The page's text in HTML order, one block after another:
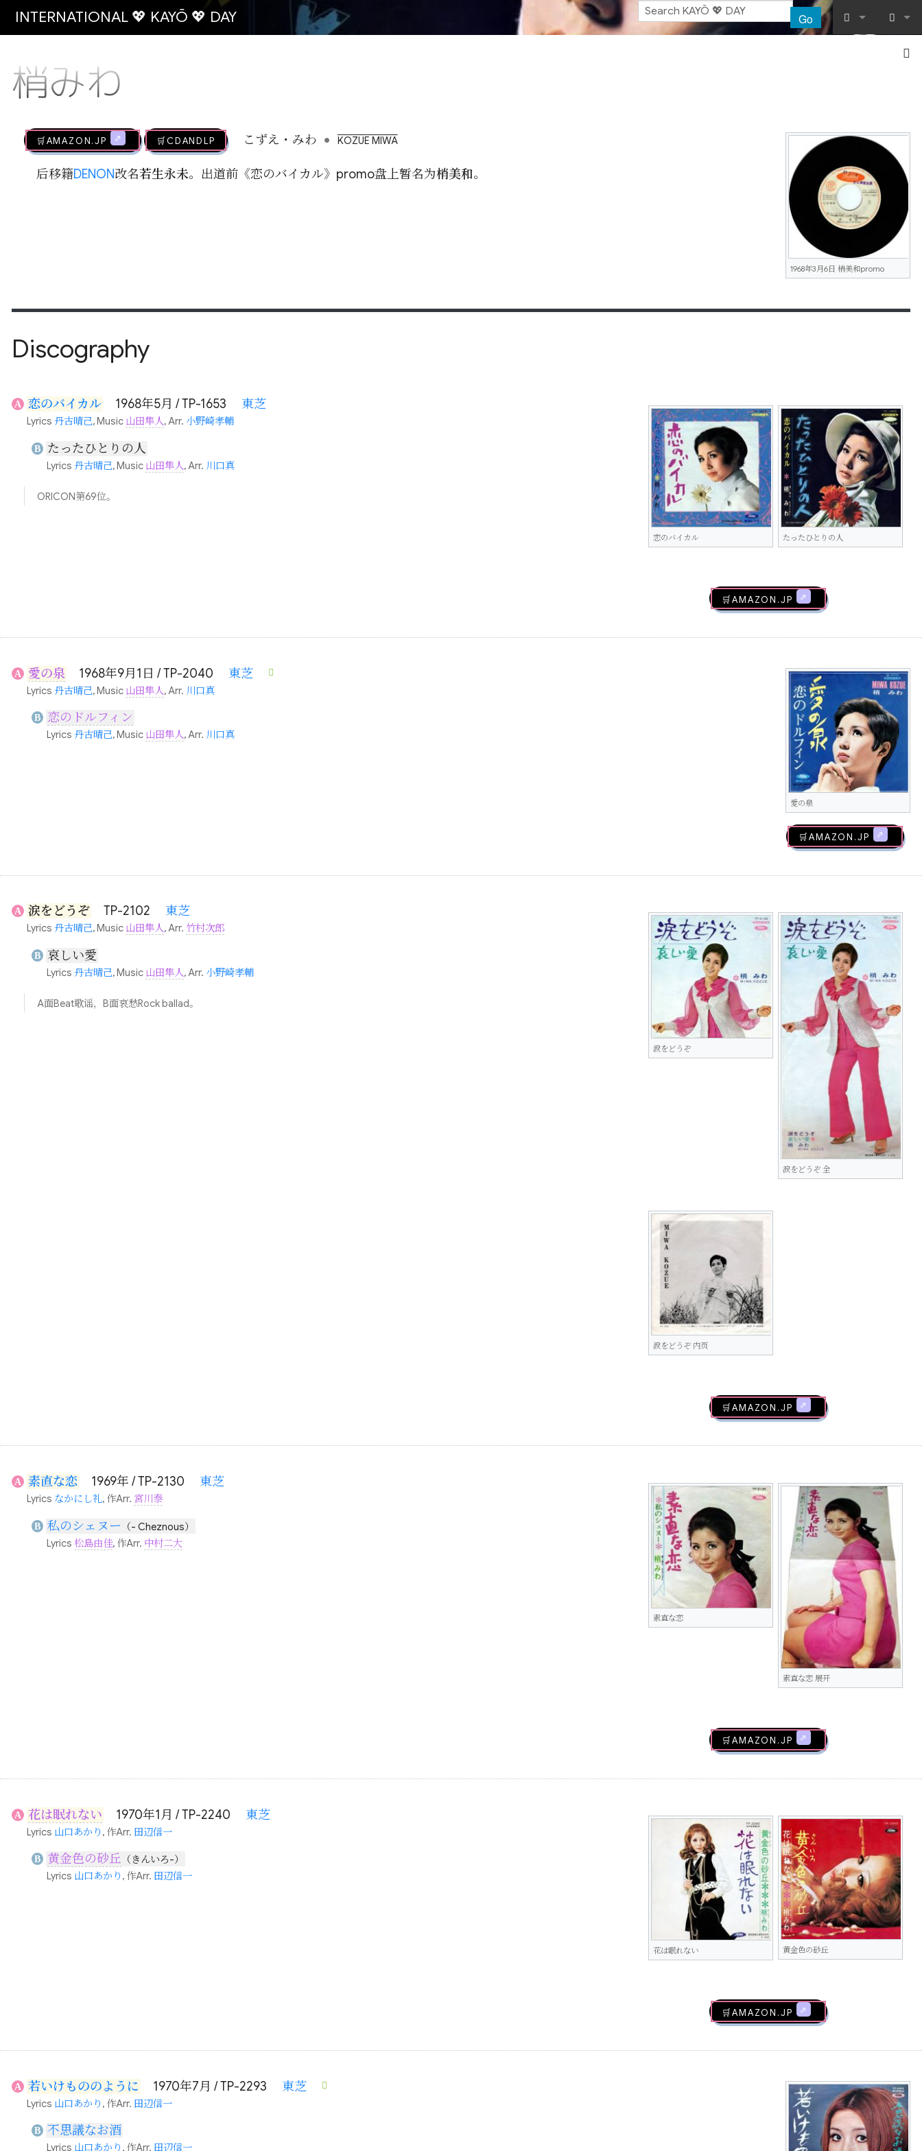
INTERNATIONAL 💖 KAYŌ 💖 DAY Go
What links
Printable
Permanent
Page
Recent
Log in
梢みわ
1968年3月6日 梢美和promo
🛒AMAZON.jp 🛒CDandLP こずえ・みわ • KOZUE MIWA
后移籍DENON改名若生永未。出道前《恋のバイカル》promo盘上暂名为梢美和。
Discography
A 恋のバイカル 1968年5月 / TP-1653 東芝
Lyrics 丹古晴己, Music 山田隼人, Arr. 小野崎孝輔
B たったひとりの人
Lyrics 丹古晴己, Music 山田隼人, Arr. 川口真
ORICON第69位。
恋のバイカル たったひとりの人
🛒AMAZON.jp
A 愛の泉 1968年9月1日 / TP-2040 東芝
Lyrics 丹古晴己, Music 山田隼人, Arr. 川口真
B 恋のドルフィン
Lyrics 丹古晴己, Music 山田隼人, Arr. 川口真
愛の泉
🛒AMAZON.jp
A 涙をどうぞ TP-2102 東芝
Lyrics 丹古晴己, Music 山田隼人, Arr. 竹村次郎
B 哀しい愛
Lyrics 丹古晴己, Music 山田隼人, Arr. 小野崎孝輔
A面Beat歌谣，B面哀愁Rock ballad。
涙をどうぞ
涙をどうぞ 全
涙をどうぞ 内页
🛒AMAZON.jp
A 素直な恋 1969年 / TP-2130 東芝
Lyrics なかにし礼, 作Arr. 宮川泰
B 私のシェヌー （- Cheznous）
Lyrics 松島由佳, 作Arr. 中村二大
素直な恋
素直な恋 展开
🛒AMAZON.jp
A 花は眠れない 1970年1月 / TP-2240 東芝
Lyrics 山口あかり , 作Arr. 田辺信一
B 黄金色の砂丘 （きんいろ-）
Lyrics 山口あかり , 作Arr. 田辺信一
花は眠れない 黄金色の砂丘
🛒AMAZON.jp
A 若いけもののように 1970年7月 / TP-2293 東芝
Lyrics 山口あかり , 作Arr. 田辺信一
B 不思議なお酒
Lyrics 山口あかり , 作Arr. 田辺信一